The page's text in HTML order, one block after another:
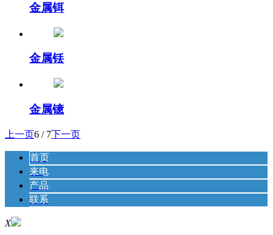
金属铒
金属铥
金属镱
上一页6 / 7下一页
首页
来电
产品
联系
X